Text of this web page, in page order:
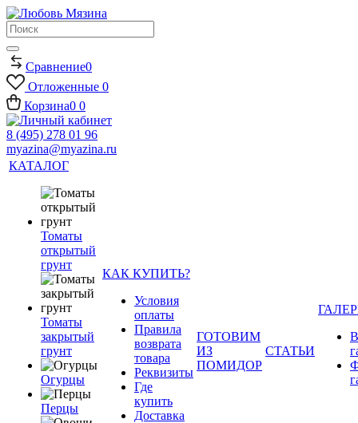
Сравнение0
Отложенные 0
Корзина0 0
8 (495) 278 01 96
myazina@myazina.ru
КАТАЛОГ
Томаты
открытый
грунт
Томаты
закрытый
грунт
Огурцы
Перцы
КАК КУПИТЬ?
Условия
оплаты
Правила
возврата
товара
Реквизиты
Где
купить
Доставка
ГОТОВИМ
ИЗ
ПОМИДОР
СТАТЬИ